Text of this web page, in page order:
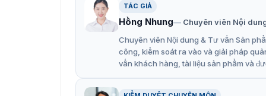
Khóa DS-K4H250D hội tụ đầy đủ các ưu
mật:
Khóa điện từ đôi DS-K4H258D lực giữ
Hỗ trợ nguồn 12VDC 500 mA và 24VDC
TÁC GIẢ
Hồng Nhung
Chuyên viên Nội
Chuyên viên Nội dung & Tư vấn Sản
công, kiểm soát ra vào và giải pháp
vấn khách hàng, tài liệu sản phẩm và